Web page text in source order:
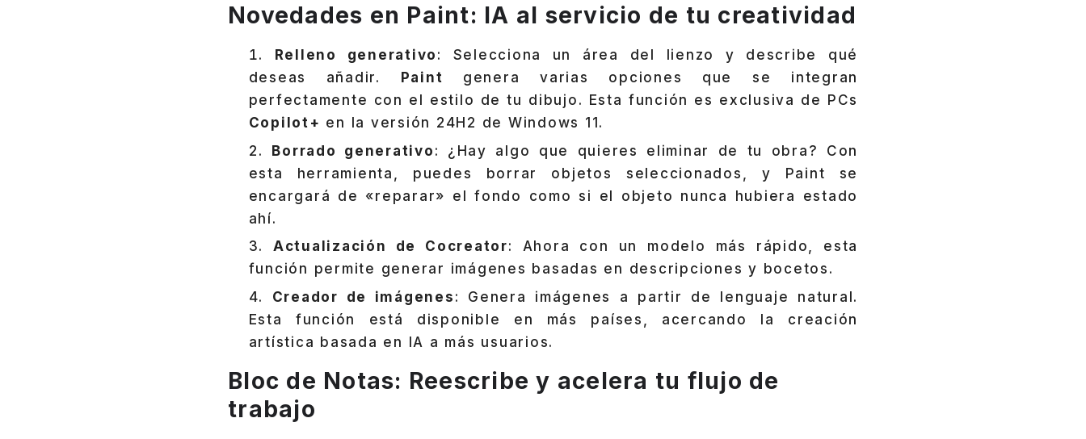
Novedades en Paint: IA al servicio de tu creatividad
Relleno generativo : Selecciona un área del lienzo y describe qué
deseas añadir. Paint
genera varias opciones que se integran
perfectamente con el estilo de tu dibujo. Esta función es exclusiva de PCs
Copilot+ en la versión 24H2 de Windows 11.
Borrado generativo : ¿Hay algo que quieres eliminar de tu obra? Con
esta herramienta, puedes borrar objetos seleccionados, y Paint se
encargará de «reparar» el fondo como si el objeto nunca hubiera estado
ahí.
Actualización de Cocreator: Ahora con un modelo más rápido, esta
función permite generar imágenes basadas en descripciones y bocetos.
Creador de imágenes : Genera imágenes a partir de lenguaje natural.
Esta función está disponible en más países, acercando la creación
artística basada en IA a más usuarios.
Bloc de Notas: Reescribe y acelera tu flujo de
trabajo